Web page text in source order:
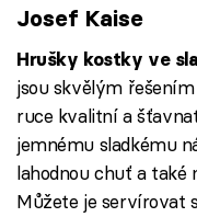
Josef Kaise
Hrušky kostky ve
jsou skvělým
ruce kvalitní a
jemnému sladkému
lahodnou chuť a také
Můžete je servírovat